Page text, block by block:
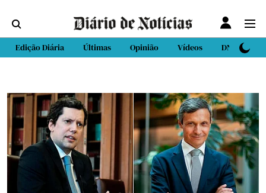
Edição Diária Últimas Opinião Vídeos DN Sport